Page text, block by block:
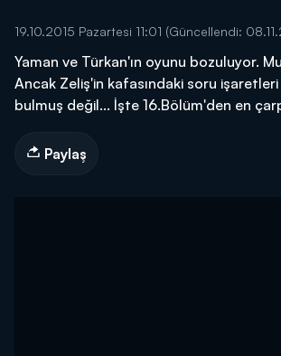
19.10.2015 Pazartesi 11:01 (Güncellendi:
Yaman ve Türkan'ın oyunu bozuluyor.
Ancak Zeliş'in kafasındaki soru işaretleri
bulmuş değil... İşte 16.Bölüm'den en
Paylaş